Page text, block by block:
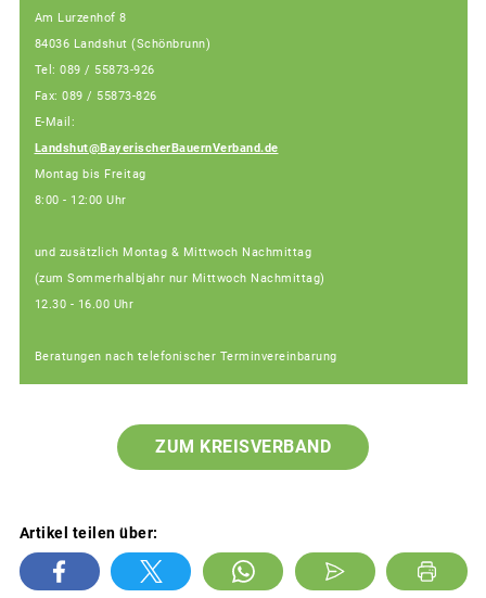
Am Lurzenhof 8
84036 Landshut (Schönbrunn)
Tel: 089 / 55873-926
Fax: 089 / 55873-826
E-Mail:
Landshut@BayerischerBauernVerband.de
Montag bis Freitag
8:00 - 12:00 Uhr
und zusätzlich Montag & Mittwoch Nachmittag
(zum Sommerhalbjahr nur Mittwoch Nachmittag)
12.30 - 16.00 Uhr
Beratungen nach telefonischer Terminvereinbarung
ZUM KREISVERBAND
Artikel teilen über: